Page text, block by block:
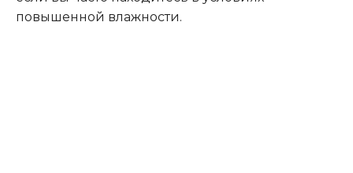
повышенной влажности.